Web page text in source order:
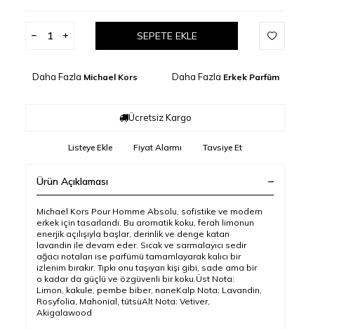
SEPETE EKLE
Daha Fazla Michael Kors Daha Fazla Erkek Parfüm
Ücretsiz Kargo
Listeye Ekle Fiyat Alarmı Tavsiye Et
Ürün Açıklaması
Michael Kors Pour Homme Absolu, sofistike ve modern
erkek için tasarlandı. Bu aromatik koku, ferah limonun
enerjik açılışıyla başlar, derinlik ve denge katan
lavandin ile devam eder. Sıcak ve sarmalayıcı sedir
ağacı notaları ise parfümü tamamlayarak kalıcı bir
izlenim bırakır. Tıpkı onu taşıyan kişi gibi, sade ama bir
o kadar da güçlü ve özgüvenli bir koku.Üst Nota:
Limon, kakule, pembe biber, naneKalp Nota: Lavandin,
Rosyfolia, Mahonial, tütsüAlt Nota: Vetiver,
Akigalawood